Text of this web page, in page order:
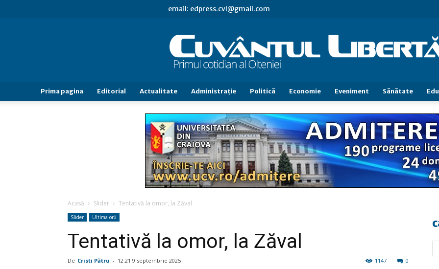
email: edpress.cvl@gmail.com
Cuvântul
Libertăţii
Prima pagina Editorial Actualitate Administraţie Politică Economie Eveniment Sănătate
Acasă Slider Tentativă la omor, la Zăval
Slider Ultima oră
Tentativă la omor, la Zăval
De Cristi Pătru - 12:21 9 septembrie 2025 0
1147